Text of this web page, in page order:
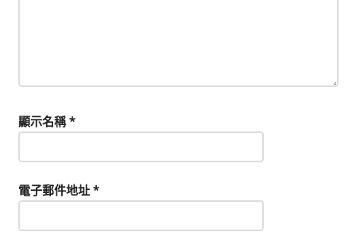
顯示名稱*
電子郵件地址 *